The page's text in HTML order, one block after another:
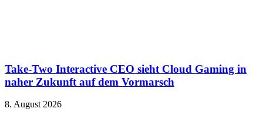
Take-Two Interactive CEO sieht Cloud Gaming in
naher Zukunft auf dem Vormarsch
8. August 2026